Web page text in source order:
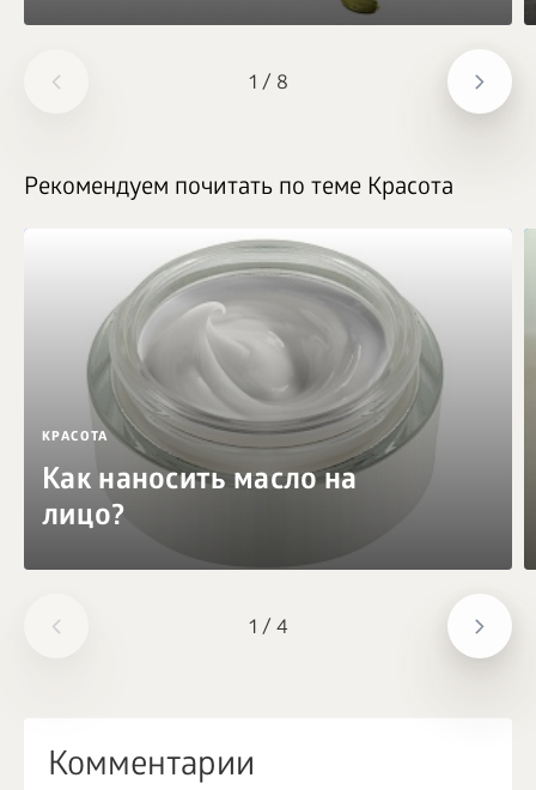
1 / 8
1 / 4
Рекомендуем почитать по теме Красота
КРАСОТА
Как наносить масло на
лицо?
Комментарии